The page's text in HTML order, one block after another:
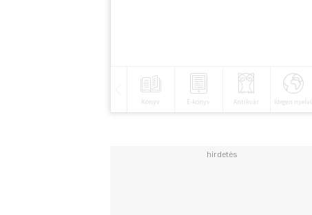
Könyv E-könyv Antikvár Idegen nyelvű